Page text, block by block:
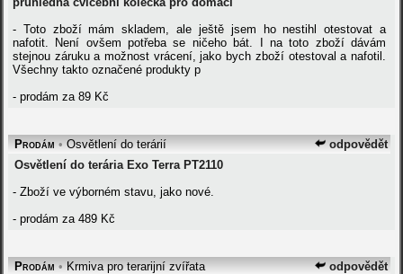
- Toto zboží mám skladem, ale ještě jsem ho nestihl otestovat a
nafotit. Není ovšem potřeba se ničeho bát. I na toto zboží dávám
stejnou záruku a možnost vrácení, jako bych zboží otestoval a nafotil.
Všechny takto označené produkty p
- prodám za 89 Kč
odpovědět
Prodám •Osvětlení do terárií
Osvětlení do terária Exo Terra PT2110
- Zboží ve výborném stavu, jako nové.
- prodám za 489 Kč
odpovědět
Prodám •Krmiva pro terarijní zvířata